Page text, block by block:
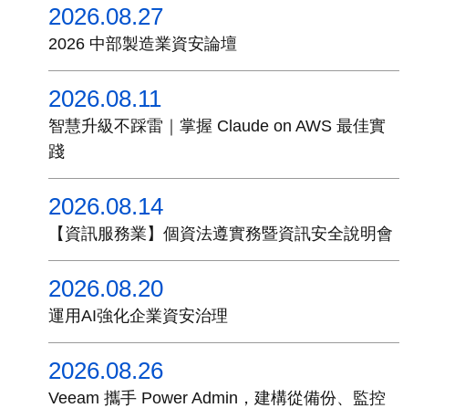
2026.08.27
2026 中部製造業資安論壇
2026.08.11
智慧升級不踩雷｜掌握 Claude on AWS 最佳實
踐
2026.08.14
【資訊服務業】個資法遵實務暨資訊安全說明會
2026.08.20
運用AI強化企業資安治理
2026.08.26
Veeam 攜手 Power Admin，建構從備份、監控